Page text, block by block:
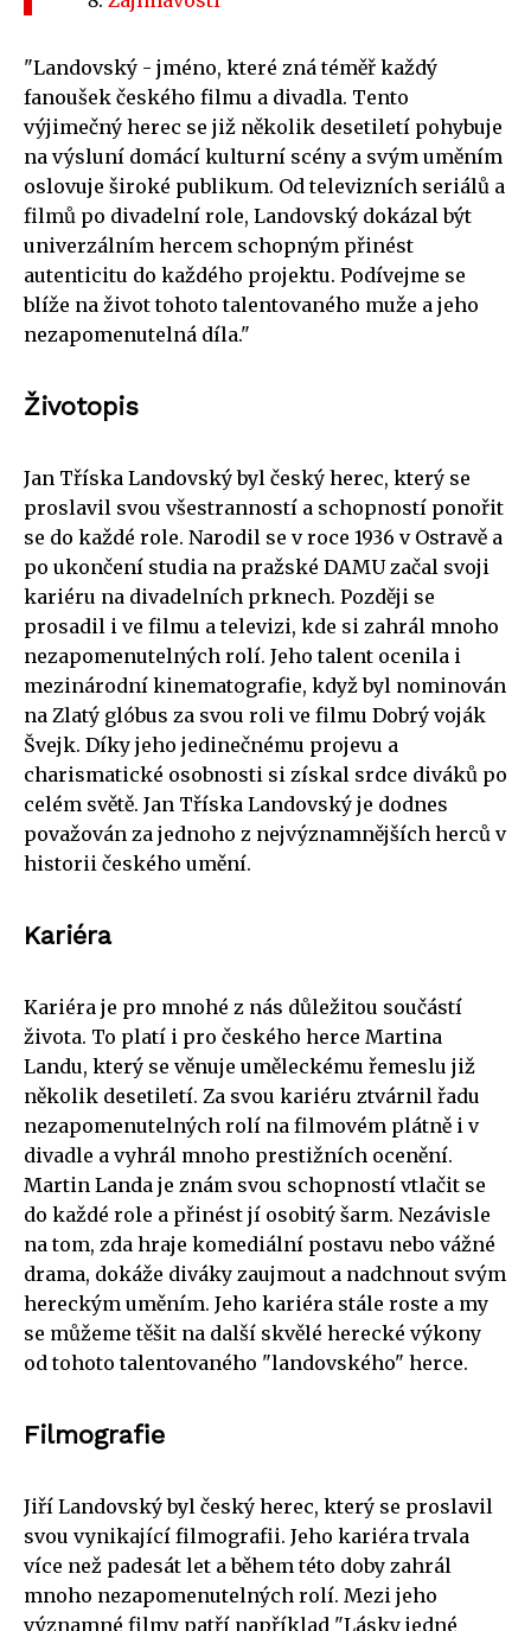
"Landovský - jméno, které zná téměř každý
fanoušek českého filmu a divadla. Tento
výjimečný herec se již několik desetiletí pohybuje
na výsluní domácí kulturní scény a svým uměním
oslovuje široké publikum. Od televizních seriálů a
filmů po divadelní role, Landovský dokázal být
univerzálním hercem schopným přinést
autenticitu do každého projektu. Podívejme se
blíže na život tohoto talentovaného muže a jeho
nezapomenutelná díla."
Životopis
Jan Tříska Landovský byl český herec, který se
proslavil svou všestranností a schopností ponořit
se do každé role. Narodil se v roce 1936 v Ostravě a
po ukončení studia na pražské DAMU začal svoji
kariéru na divadelních prknech. Později se
prosadil i ve filmu a televizi, kde si zahrál mnoho
nezapomenutelných rolí. Jeho talent ocenila i
mezinárodní kinematografie, když byl nominován
na Zlatý glóbus za svou roli ve filmu Dobrý voják
Švejk. Díky jeho jedinečnému projevu a
charismatické osobnosti si získal srdce diváků po
celém světě. Jan Tříska Landovský je dodnes
považován za jednoho z nejvýznamnějších herců v
historii českého umění.
Kariéra
Kariéra je pro mnohé z nás důležitou součástí
života. To platí i pro českého herce Martina
Landu, který se věnuje uměleckému řemeslu již
několik desetiletí. Za svou kariéru ztvárnil řadu
nezapomenutelných rolí na filmovém plátně i v
divadle a vyhrál mnoho prestižních ocenění.
Martin Landa je znám svou schopností vtlačit se
do každé role a přinést jí osobitý šarm. Nezávisle
na tom, zda hraje komediální postavu nebo vážné
drama, dokáže diváky zaujmout a nadchnout svým
hereckým uměním. Jeho kariéra stále roste a my
se můžeme těšit na další skvělé herecké výkony
od tohoto talentovaného "landovského" herce.
Filmografie
Jiří Landovský byl český herec, který se proslavil
svou vynikající filmografii. Jeho kariéra trvala
více než padesát let a během této doby zahrál
mnoho nezapomenutelných rolí. Mezi jeho
významné filmy patří například "Lásky jedné